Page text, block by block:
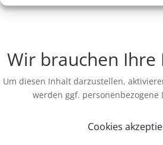
Wir brauchen Ihre
Um diesen Inhalt darzustellen,
werden ggf. personenbezogene
Cookies